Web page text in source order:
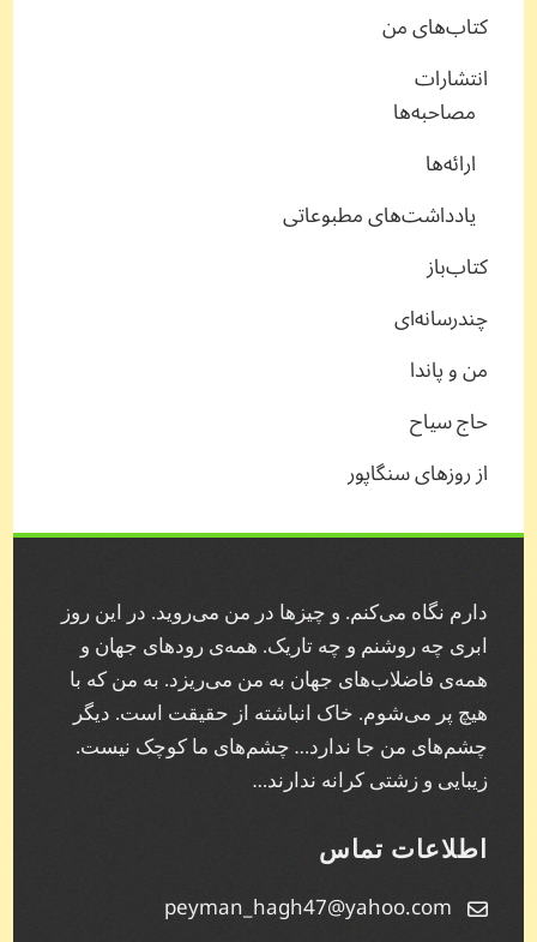
کتاب‌های من
انتشارات
مصاحبه‌ها
ارائه‌ها
یادداشت‌های مطبوعاتی
کتاب‌باز
چندرسانه‌ای
من و پاندا
حاج سیاح
از روزهای سنگاپور
دارم نگاه می‌کنم. و چیز‌ها در من می‌روید. در این روز
ابری چه روشنم و چه تاریک. همه‌ی رودهای جهان و
همه‌ی فاضلاب‌های جهان به من می‌ریزد. به من که با
هیچ پر می‌شوم. خاک انباشته از حقیقت است. دیگر
چشم‌های من جا ندارد… چشم‌های ما کوچک نیست.
زیبایی و زشتی کرانه ندارند…
اطلاعات تماس
peyman_hagh47@yahoo.com